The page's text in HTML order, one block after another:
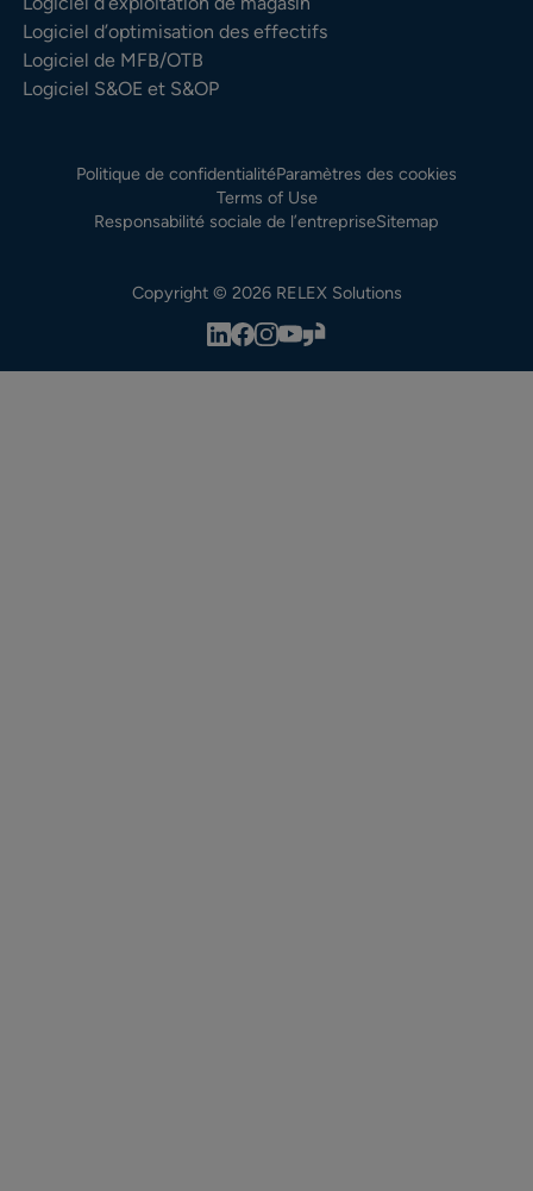
Logiciel d’optimisation des effectifs
Logiciel de MFB/OTB
Logiciel S&OE et S&OP
Politique de confidentialitéParamètres des cookies
Terms of Use
Responsabilité sociale de l’entrepriseSitemap
Copyright © 2026 RELEX Solutions